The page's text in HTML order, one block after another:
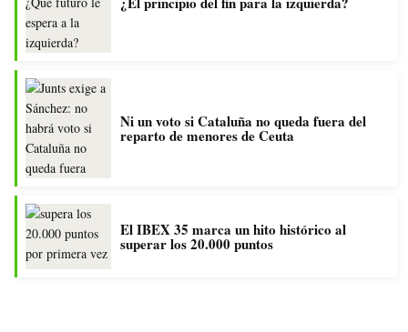
Ni un voto si Cataluña no queda fuera del
reparto de menores de Ceuta
El IBEX 35 marca un hito histórico al
superar los 20.000 puntos